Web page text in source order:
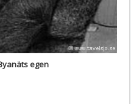
egen